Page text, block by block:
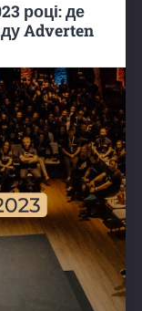
році: де
Adverten